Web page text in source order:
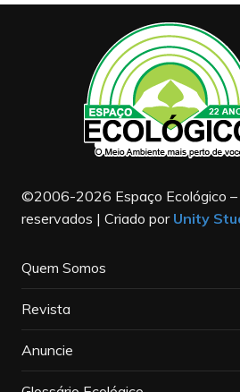
©2006-2026 Espaço Ecológico –
reservados | Criado por Unity
Quem Somos
Revista
Anuncie